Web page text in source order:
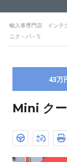
輸入車専門店 インテ
ニク－パ－S
43万
Mini ク